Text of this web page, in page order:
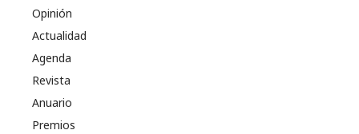
Opinión
Actualidad
Agenda
Revista
Anuario
Premios